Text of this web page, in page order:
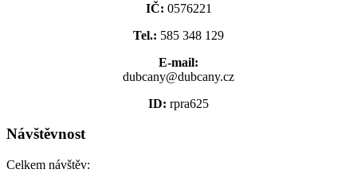
IČ: 0576221
Tel.: 585 348 129
E-mail:
dubcany@dubcany.cz
ID: rpra625
Návštěvnost
Celkem návštěv: